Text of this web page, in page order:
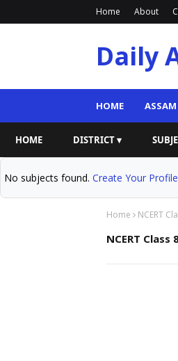
Home About
Daily
HOME
HOME DISTRICT ▾
No subjects found. Create Your Profile
Home NCERT
NCERT Class